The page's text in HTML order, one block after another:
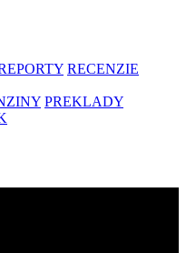
RECENZIE
PREKLADY